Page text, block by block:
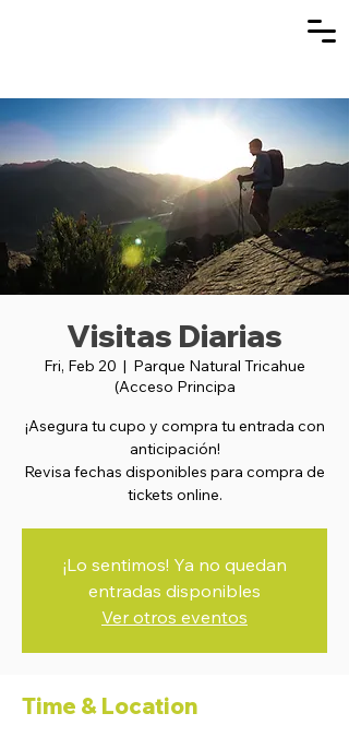
Visitas Diarias
Fri, Feb 20
  |
Parque Natural Tricahue
(Acceso Principa
¡Asegura tu cupo y compra tu entrada con
anticipación!
Revisa fechas disponibles para compra de
tickets online.
¡Lo sentimos! Ya no quedan
entradas disponibles
Ver otros eventos
Time & Location